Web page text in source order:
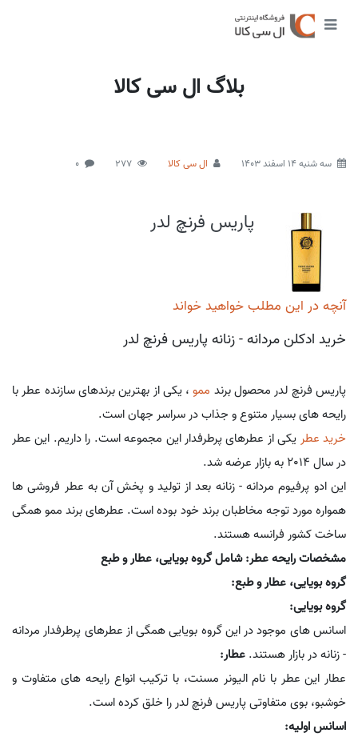
بلاگ ال سی کالا
سه شنبه 14 اسفند 1403 ال سی کالا 277
0
پاریس فرنچ لدر
آنچه در این مطلب خواهید خواند
خرید ادکلن مردانه - زنانه پاریس فرنچ لدر
پاریس فرنچ لدر محصول برند ممو، یکی از بهترین برندهای سازنده عطر با
رایحه های بسیار متنوع و جذاب در سراسر جهان است.
خرید عطر یکی از عطرهای پرطرفدار این مجموعه است. را داریم. این عطر
در سال 2014 به بازار عرضه شد.
این ادو پرفیوم مردانه - زنانه بعد از تولید و پخش آن به عطر فروشی ها
همواره مورد توجه مخاطبان برند خود بوده است. عطرهای برند ممو همگی
ساخت کشور فرانسه هستند.
مشخصات رایحه عطر: شامل گروه بویایی، عطار و طبع
گروه بویایی، عطار و طبع:
گروه بویایی:
اسانس های موجود در این گروه بویایی همگی از عطرهای پرطرفدار مردانه
- زنانه در بازار هستند. عطار:
عطار این عطر با نام الیونر مسنت، با ترکیب انواع رایحه های متفاوت و
خوشبو، بوی متفاوتی پاریس فرنچ لدر را خلق کرده است.
اسانس اولیه: